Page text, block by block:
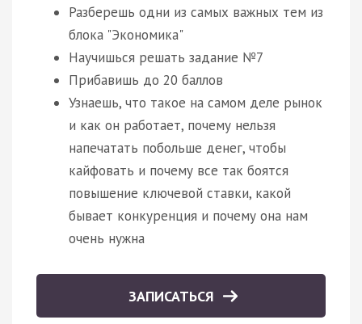
Разберешь одни из самых важных тем из
блока "Экономика"
Научишься решать задание №7
Прибавишь до 20 баллов
Узнаешь, что такое на самом деле рынок
и как он работает, почему нельзя
напечатать побольше денег, чтобы
кайфовать и почему все так боятся
повышение ключевой ставки, какой
бывает конкуренция и почему она нам
очень нужна
ЗАПИСАТЬСЯ